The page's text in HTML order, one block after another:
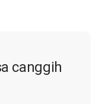
canggih